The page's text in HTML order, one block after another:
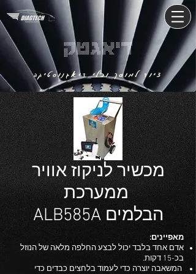
דיאגטק
ציוד למוסך וכלי דיאגנוסטיקה
מכשיר לניקוז אוויר
ממערכת
ALB585A הבלמים
​מאפיינים:
אדם אחד בלבד יכול לבצע החלפה מלאה של הנוזל
בכ-15 דקות.
המשאבה יוצרה כדי לעמוד בלחצים כבדים כדי